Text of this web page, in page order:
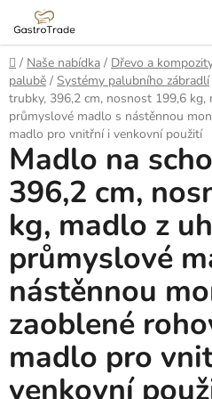
obsah
Domů
/ Naše nabídka / Dřevo a
palubě / Systémy palubního zábradlí
trubky, 396,2 cm, nosnost 199,6 kg,
průmyslové madlo s nástěnnou
madlo pro vnitřní i venkovní použití
Madlo na
396,2 cm,
kg, madlo z
průmyslové
nástěnnou
zaoblené
madlo pro
venkovní